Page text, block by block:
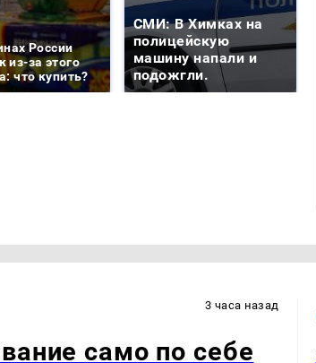
России
из-за этого
что купить?
СМИ: В Химках на
полицейскую
машину напали и
подожгли.
3 часа назад
само по себе